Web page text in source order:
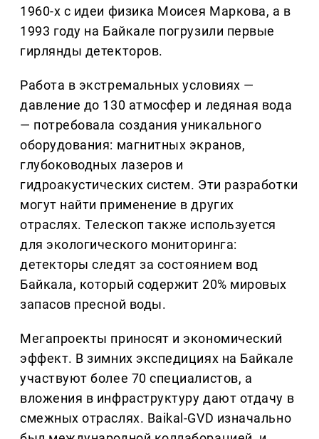
1960-х с идеи физика Моисея Маркова, а в
1993 году на Байкале погрузили первые
гирлянды детекторов.
Работа в экстремальных условиях —
давление до 130 атмосфер и ледяная вода
— потребовала создания уникального
оборудования: магнитных экранов,
глубоководных лазеров и
гидроакустических систем. Эти разработки
могут найти применение в других
отраслях. Телескоп также используется
для экологического мониторинга:
детекторы следят за состоянием вод
Байкала, который содержит 20% мировых
запасов пресной воды.
Мегапроекты приносят и экономический
эффект. В зимних экспедициях на Байкале
участвуют более 70 специалистов, а
вложения в инфраструктуру дают отдачу в
смежных отраслях. Baikal-GVD изначально